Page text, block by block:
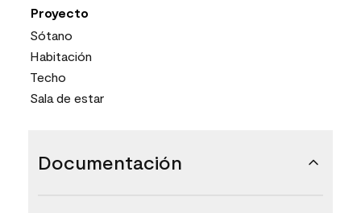
Proyecto
Sótano
Habitación
Techo
Sala de estar
Documentación